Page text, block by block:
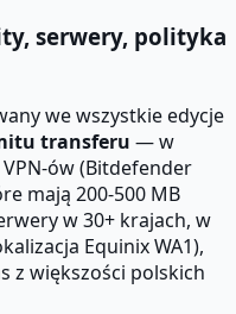
serwery, polityka
we wszystkie edycje
transferu — w
ów (Bitdefender
mają 200-500 MB
w 30+ krajach, w
Equinix WA1),
z większości polskich